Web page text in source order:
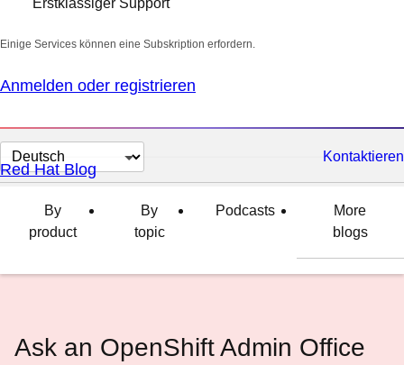
Erstklassiger Support
Einige Services können eine Subskription erfordern.
Anmelden oder registrieren
Sprache
auswählen
Kontaktieren
Red Hat Blog
By
product
By
topic
Podcasts
More
blogs
Ask an OpenShift Admin Office